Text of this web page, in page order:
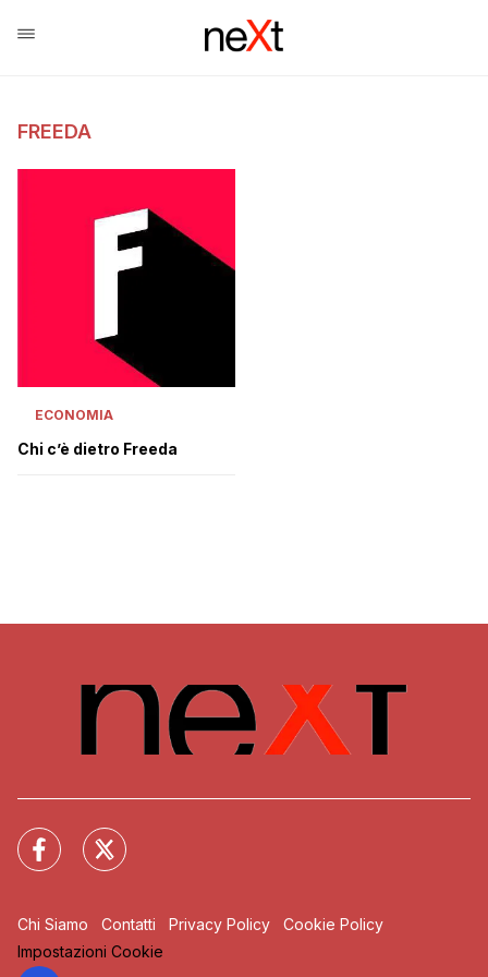
FREEDA
ECONOMIA
Chi c’è dietro Freeda
Chi Siamo Contatti Privacy Policy
Cookie Policy
Impostazioni Cookie